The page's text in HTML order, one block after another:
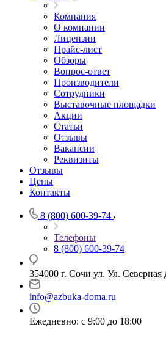
Компания
О компании
Лицензии
Прайс-лист
Обзоры
Вопрос-ответ
Производители
Сотрудники
Выставочные площадки
Акции
Статьи
Отзывы
Вакансии
Реквизиты
Отзывы
Цены
Контакты
8 (800) 600-39-74
Телефоны
8 (800) 600-39-74
354000 г. Сочи ул. Ул. Северная
info@azbuka-doma.ru
Ежедневно: с 9:00 до 18:00